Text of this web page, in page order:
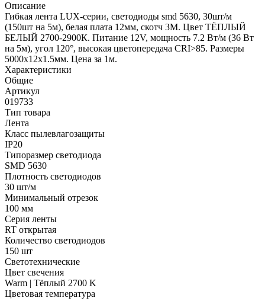
Описание
Гибкая лента LUX-серии, светодиоды smd 5630, 30шт/м
(150шт на 5м), белая плата 12мм, скотч 3М. Цвет ТЁПЛЫЙ
БЕЛЫЙ 2700-2900К. Питание 12V, мощность 7.2 Вт/м (36 Вт
на 5м), угол 120°, высокая цветопередача CRI>85. Размеры
5000х12х1.5мм. Цена за 1м.
Характеристики
Общие
Артикул
019733
Тип товара
Лента
Класс пылевлагозащиты
IP20
Типоразмер светодиода
SMD 5630
Плотность светодиодов
30 шт/м
Минимальный отрезок
100 мм
Серия ленты
RT открытая
Количество светодиодов
150 шт
Светотехнические
Цвет свечения
Warm | Тёплый 2700 K
Цветовая температура